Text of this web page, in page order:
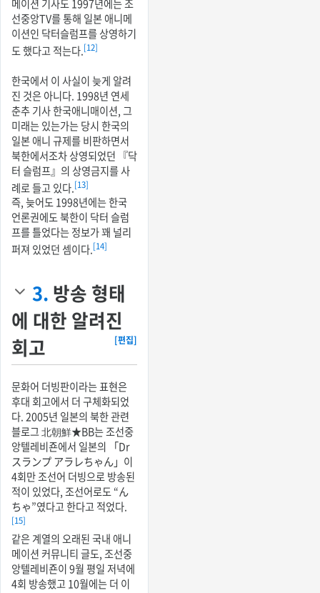
메이션 기사도 1997년에는 조
선중앙TV를 통해 일본 애니메
이션인 닥터슬럼프를 상영하기
도 했다고 적는다.[12]
한국에서 이 사실이 늦게 알려
진 것은 아니다. 1998년 연세
춘추 기사 한국애니매이션, 그
미래는 있는가는 당시 한국의
일본 애니 규제를 비판하면서
북한에서조차 상영되었던 『닥
터 슬럼프』의 상영금지를 사
례로 들고 있다.[13]
즉, 늦어도 1998년에는 한국
언론권에도 북한이 닥터 슬럼
프를 틀었다는 정보가 꽤 널리
퍼져 있었던 셈이다.[14]
3. 방송 형태
에 대한 알려진
회고
[편집]
문화어 더빙판이라는 표현은
후대 회고에서 더 구체화되었
다. 2005년 일본의 북한 관련
블로그 北朝鮮★BB는 조선중
앙텔레비죤에서 일본의 「Dr
スランプ アラレちゃん」이
4회만 조선어 더빙으로 방송된
적이 있었다, 조선어로도 “ん
ちゃ”였다고 한다고 적었다.
[15]
같은 계열의 오래된 국내 애니
메이션 커뮤니티 글도, 조선중
앙텔레비죤이 9월 평일 저녁에
4회 방송했고 10월에는 더 이